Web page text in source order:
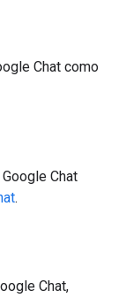
Chat como
Chat
.
Chat,